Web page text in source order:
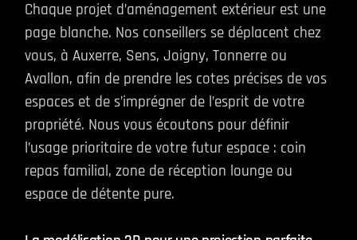
Chaque projet d’aménagement extérieur est une
page blanche. Nos conseillers se déplacent chez
vous, à Auxerre, Sens, Joigny, Tonnerre ou
Avallon, afin de prendre les cotes précises de vos
espaces et de s’imprégner de l’esprit de votre
propriété. Nous vous écoutons pour définir
l’usage prioritaire de votre futur espace : coin
repas familial, zone de réception lounge ou
espace de détente pure.